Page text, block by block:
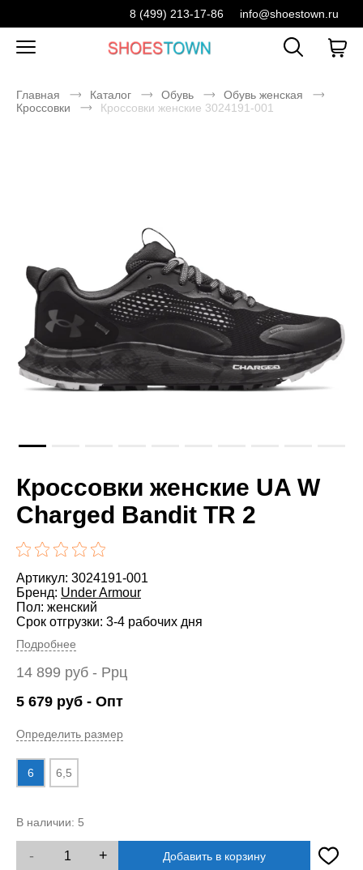
8 (499) 213-17-86 info@shoestown.ru
Главная Каталог Обувь
Обувь женская
Кроссовки
Кроссовки женские 3024191-001
Кроссовки женские UA W
Charged Bandit TR 2
Артикул: 3024191-001
Бренд: Under Armour
Пол: женский
Срок отгрузки: 3-4 рабочих дня
Подробнее
14 899 руб - Ррц
5 679 руб - Опт
Определить размер
6 6,5
В наличии: 5
- + Добавить в корзину